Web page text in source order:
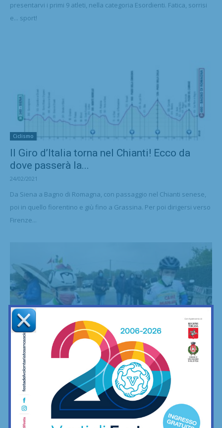
presentarvi i primi 9 atleti, nella categoria Esordienti. Fatica, sorrisi
e... sport!
Ciclismo
Il Giro d’Italia torna nel Chianti! Ecco da
dove passerà la...
24/02/2021
Da Siena a Bagno di Romagna, con passaggio nel Chianti senese,
poi in quello fiorentino e giù fino a Grassina. Per poi dirigersi verso
Firenze...
Ciclismo
Sancascianese Ciclismo: “Il nostro grazie
agli sponsor che ci stanno sostenendo”
22/04/2021
"Senza di loro e il loro supporto non avremmo permesso ai nostri
Giovanissimi, Esordienti e Allievi di poter gareggiare, divertirsi e
stare insieme e soprattutto di amare questo sport!"